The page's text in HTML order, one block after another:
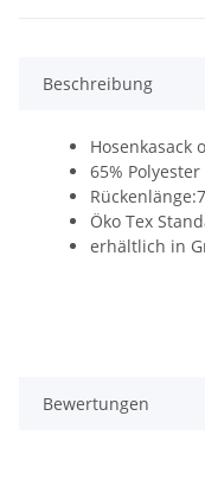
Beschreibung
Hosenkasack
65%
Öko Tex
erhältlich in
Bewertungen